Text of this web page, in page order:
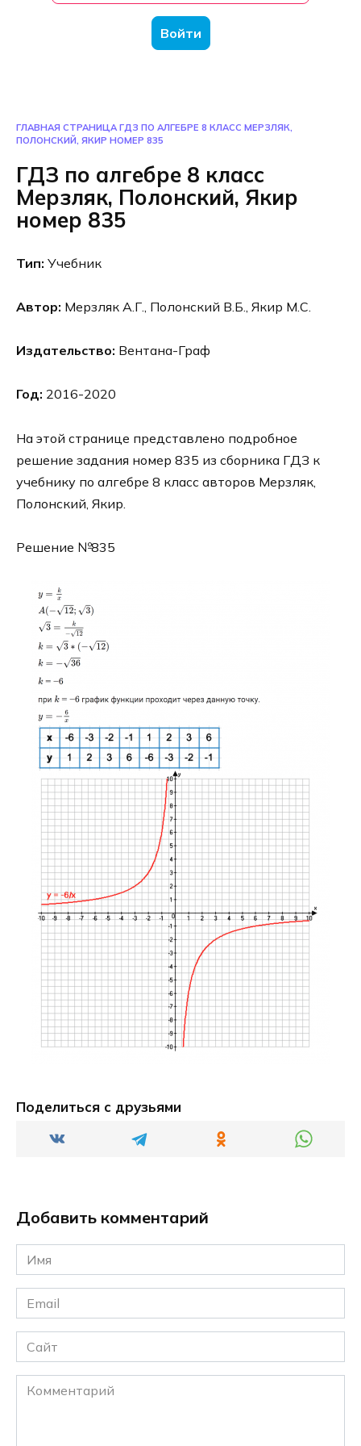
Войти
ГЛАВНАЯ СТРАНИЦА ГДЗ ПО АЛГЕБРЕ 8 КЛАСС МЕРЗЛЯК,
ПОЛОНСКИЙ, ЯКИР НОМЕР 835
ГДЗ по алгебре 8 класс
Мерзляк, Полонский, Якир
номер 835
Тип: Учебник
Автор: Мерзляк А.Г., Полонский В.Б., Якир М.С.
Издательство: Вентана-Граф
Год: 2016-2020
На этой странице представлено подробное
решение задания номер 835 из сборника ГДЗ к
учебнику по алгебре 8 класс авторов Мерзляк,
Полонский, Якир.
Решение №835
Поделиться с друзьями
Добавить комментарий
Имя
*
Email
*
Сайт
Комментарий